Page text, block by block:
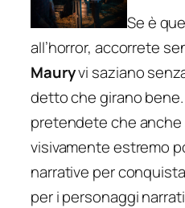
Se è
all’horror, accorrete
Mauryvi saziano
detto che girano
pretendete che anche
visivamente estremo
narrative per
per i personaggi